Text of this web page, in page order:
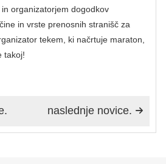
organizatorjem dogodkov
in vrste prenosnih stranišč za
tekem, ki načrtuje maraton,
takoj!

naslednje novice.